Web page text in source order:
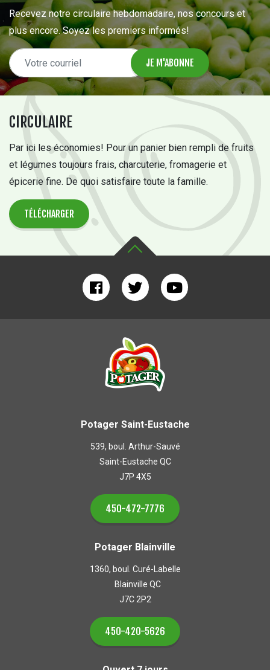
CIRCULAIRE
Par ici les économies! Pour un panier bien rempli de fruits
et légumes toujours frais, charcuterie, fromagerie et
épicerie fine. De quoi satisfaire toute la famille.
TÉLÉCHARGER
Recevez notre circulaire hebdomadaire, nos concours et
plus encore. Soyez les premiers informés!
Potager Saint-Eustache
539, boul. Arthur-Sauvé
Saint-Eustache QC
J7P 4X5
450-472-7776
Potager Blainville
1360, boul. Curé-Labelle
Blainville QC
J7C 2P2
450-420-5626